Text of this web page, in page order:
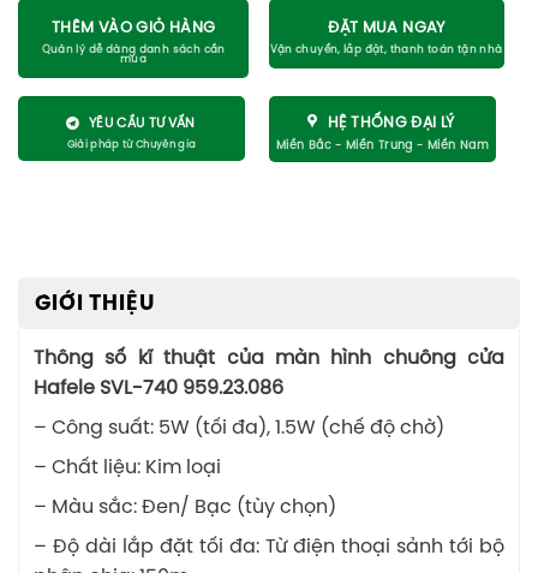
THÊM VÀO GIỎ HÀNG ĐẶT MUA NGAY
YÊU CẦU TƯ VẤN HỆ THỐNG ĐẠI LÝ
GIỚI THIỆU
Thông số kĩ thuật của màn hình chuông cửa
Hafele SVL-740 959.23.086
– Công suất: 5W (tối đa), 1.5W (chế độ chờ)
– Chất liệu: Kim loại
– Màu sắc: Đen/ Bạc (tùy chọn)
– Độ dài lắp đặt tối đa: Từ điện thoại sảnh tới bộ